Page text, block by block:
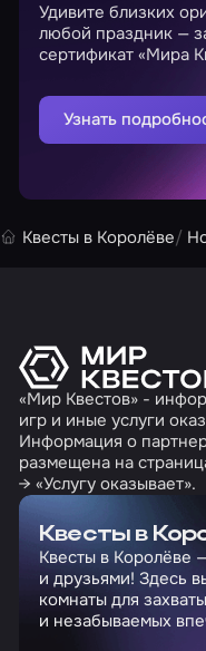
Удивите близких
любой праздник —
сертификат «Мира
Узнать
Квесты в Королёве
«Мир Квестов» -
игр и иные услуги
Информация о
размещена на
→ «Услугу оказывает».
Квесты в
Квесты в Королёве
и друзьями! Здесь
комнаты для
и незабываемых